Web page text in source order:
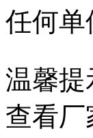
任何单
温馨
查看厂